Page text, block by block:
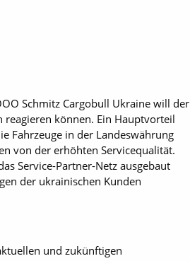
Schmitz Cargobull Ukraine will der
können. Ein Hauptvorteil
Fahrzeuge in der Landeswährung
von der erhöhten Servicequalität.
Service-Partner-Netz ausgebaut
der ukrainischen Kunden
und zukünftigen